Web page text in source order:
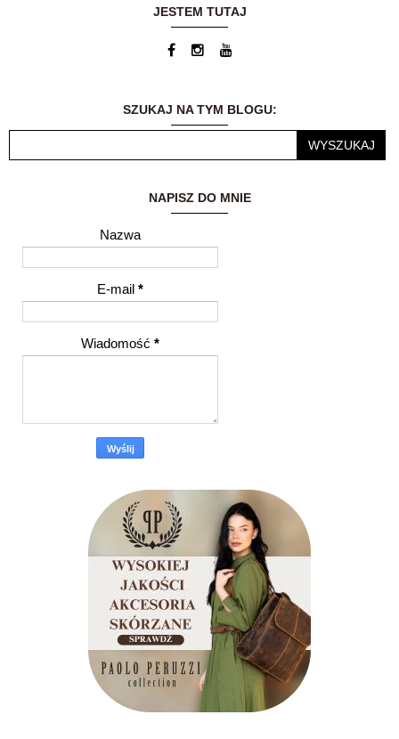
dodatkowym
pasją. Możliwość
innymi ludźmi to dla
mnie ogromne
JESTEM TUTAJ
SZUKAJ NA TYM BLOGU:
NAPISZ DO MNIE
Nazwa
E-mail *
Wiadomość *